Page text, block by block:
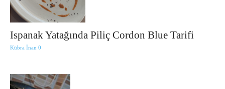
Ispanak Yatağında Piliç Cordon Blue Tarifi
Kübra İnan 0